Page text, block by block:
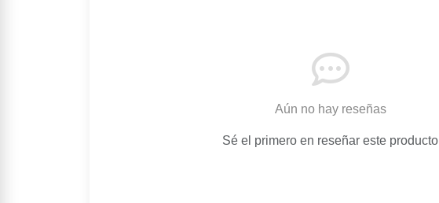
Aún no hay reseñas
Sé el primero en reseñar este producto